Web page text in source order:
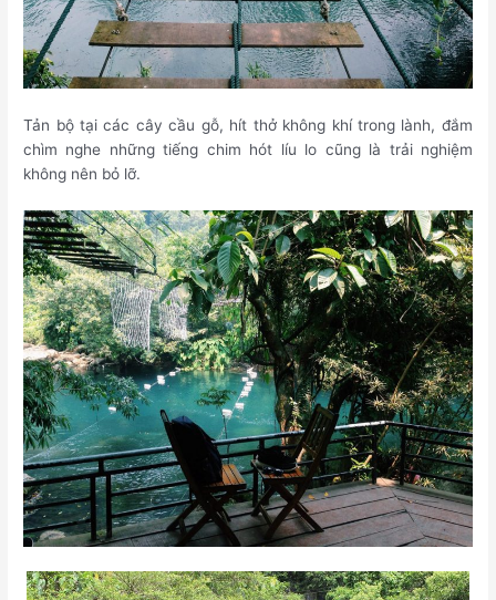
Tản bộ tại các cây cầu gỗ, hít thở không khí trong lành, đắm
chìm nghe những tiếng chim hót líu lo cũng là trải nghiệm
không nên bỏ lỡ.